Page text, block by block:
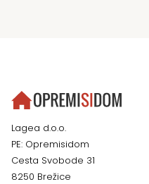
Lagea d.o.o.
PE: Opremisidom
Cesta Svobode 31
8250 Brežice